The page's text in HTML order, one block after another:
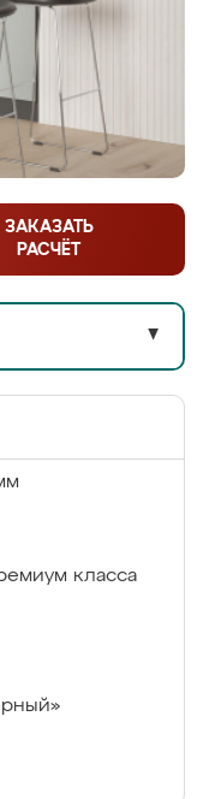
ЗАКАЗАТЬ
РАСЧЁТ
▼
класса